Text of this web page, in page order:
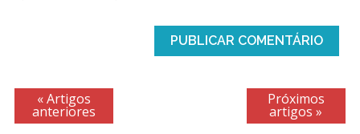
« Artigos
anteriores
Próximos
artigos »